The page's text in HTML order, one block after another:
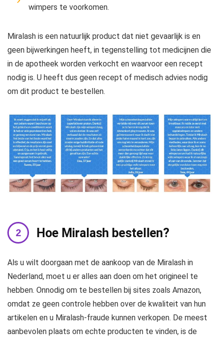
wimpers te voorkomen.
Miralash is een natuurlijk product dat niet gevaarlijk is en
geen bijwerkingen heeft, in tegenstelling tot medicijnen die
in de apotheek worden verkocht en waarvoor een recept
nodig is. U heeft dus geen recept of medisch advies nodig
om dit product te bestellen.
Hoe Miralash bestellen?
Als u wilt doorgaan met de aankoop van de Miralash in
Nederland, moet u er alles aan doen om het origineel te
hebben. Onnodig om te bestellen bij sites zoals Amazon,
omdat ze geen controle hebben over de kwaliteit van hun
artikelen en u Miralash-fraude kunnen verkopen. De meest
aanbevolen plaats om echte producten te vinden, is de